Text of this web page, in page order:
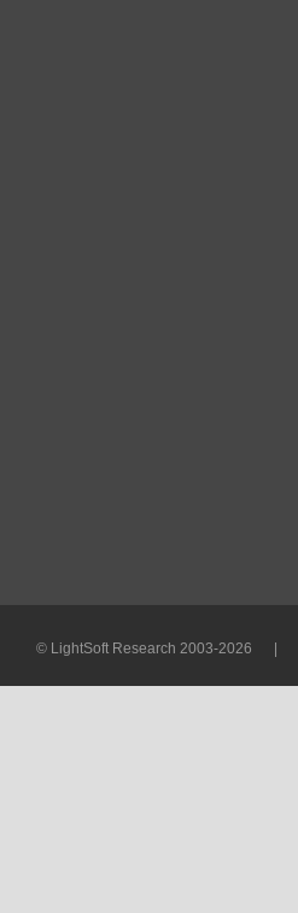
© LightSoft Research 2003-2026